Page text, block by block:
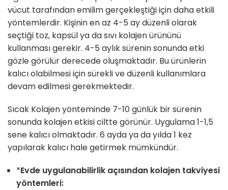
vücut tarafından emilim gerçekleştiği için daha etkili
yöntemlerdir. Kişinin en az 4-5 ay düzenli olarak
seçtiği toz, kapsül ya da sıvı kolajen ürününü
kullanması gerekir. 4-5 aylık sürenin sonunda etki
gözle görülür derecede oluşmaktadır. Bu ürünlerin
kalıcı olabilmesi için sürekli ve düzenli kullanımlara
devam edilmesi gerekmektedir.
Sıcak Kolajen yönteminde 7-10 günlük bir sürenin
sonunda kolajen etkisi ciltte görünür. Uygulama 1-1,5
sene kalıcı olmaktadır. 6 ayda ya da yılda 1 kez
yapılarak kalıcı hale getirmek mümkündür.
*Evde uygulanabilirlik açısından kolajen takviyesi
yöntemleri: